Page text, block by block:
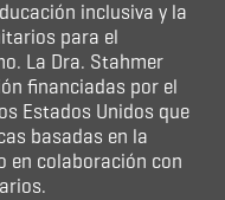
inclusiva y la
para el
La Dra. Stahmer
financiadas por el
Estados Unidos que
basadas en la
en colaboración con